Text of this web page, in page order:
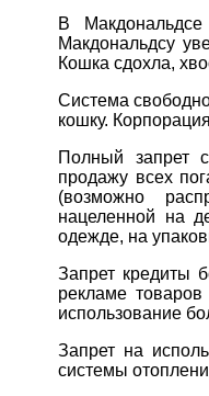
В
Макдональдсу
Кошка сдохла,
Система
кошку.
Полный запрет
продажу всех
(возможно
нацеленной на
одежде, на
Запрет кредиты
рекламе
использование
Запрет на
системы